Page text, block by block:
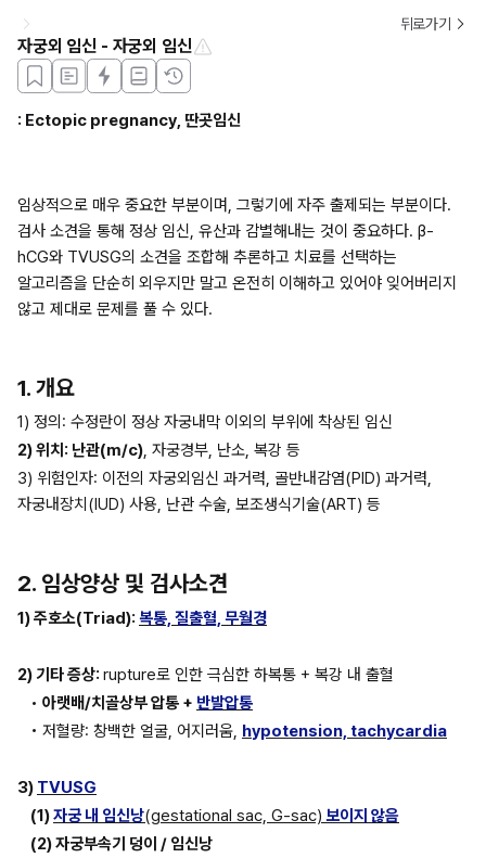
뒤로가기
자궁외 임신 - 자궁외 임신
: Ectopic pregnancy, 딴곳임신
임상적으로 매우 중요한 부분이며, 그렇기에 자주 출제되는 부분이다.
검사 소견을 통해 정상 임신, 유산과 감별해내는 것이 중요하다. β-
hCG와 TVUSG의 소견을 조합해 추론하고 치료를 선택하는
알고리즘을 단순히 외우지만 말고 온전히 이해하고 있어야 잊어버리지
않고 제대로 문제를 풀 수 있다.
1. 개요
1) 정의: 수정란이 정상 자궁내막 이외의 부위에 착상된 임신
2) 위치: 난관(m/c), 자궁경부, 난소, 복강 등
3) 위험인자: 이전의 자궁외임신 과거력, 골반내감염(PID) 과거력,
자궁내장치(IUD) 사용, 난관 수술, 보조생식기술(ART) 등
2. 임상양상 및 검사소견
1) 주호소(Triad): 복통, 질출혈, 무월경
2) 기타 증상: rupture로 인한 극심한 하복통 + 복강 내 출혈
• 아랫배/치골상부 압통 + 반발압통
• 저혈량: 창백한 얼굴, 어지러움, hypotension, tachycardia
3) TVUSG
(1) 자궁 내 임신낭(gestational sac, G-sac) 보이지 않음
(2) 자궁부속기 덩이 / 임신낭